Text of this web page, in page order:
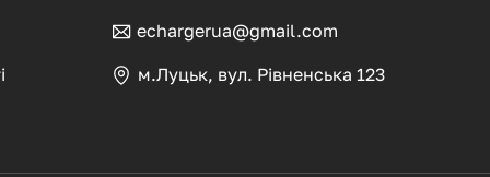
власників авто та стосуються різних аспектів
echargerua@gmail.com
м.Луцьк, вул. Рівненська 123